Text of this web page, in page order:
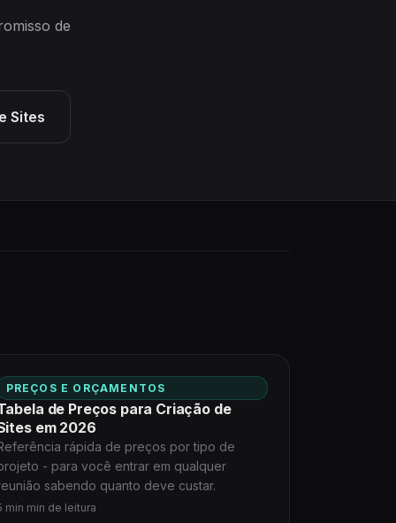
de
Sites
PREÇOS E ORÇAMENTOS
de Preços para Criação de
em 2026
rápida de preços por tipo de
- para você entrar em qualquer
sabendo quanto deve custar.
min min de leitura